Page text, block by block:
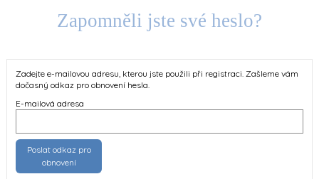
Zapomněli jste své heslo?
Zadejte e-mailovou adresu, kterou jste použili při registraci. Zašleme vám
dočasný odkaz pro obnovení hesla.
E-mailová adresa
Poslat odkaz pro
obnovení